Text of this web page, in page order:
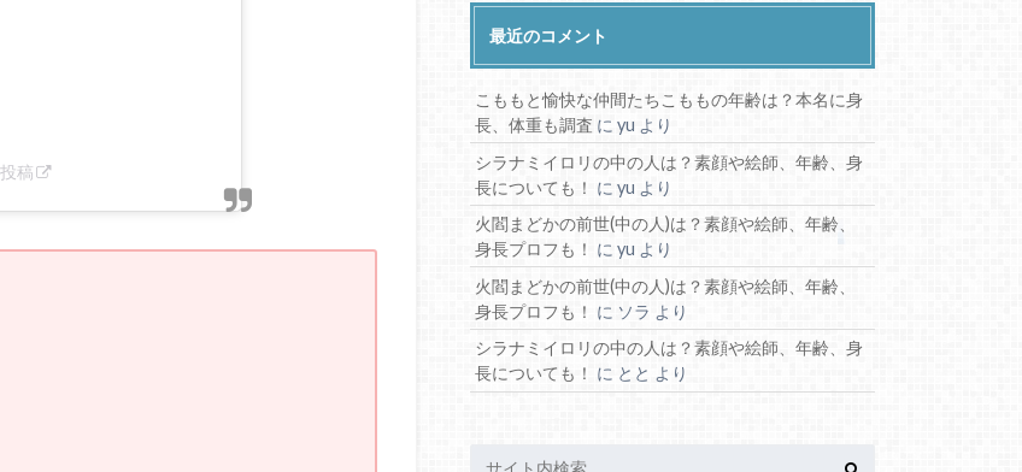
稿
最近のコメント
こももと愉快な仲間たちこももの年齢は？本名に身
長、体重も調査 にyu より
シラナミイロリの中の人は？素顔や絵師、年齢、身
長についても！ にyu より
火閻まどかの前世(中の人)は？素顔や絵師、年齢、
身長プロフも！ にyu より
火閻まどかの前世(中の人)は？素顔や絵師、年齢、
身長プロフも！ に ソラ より
シラナミイロリの中の人は？素顔や絵師、年齢、身
長についても！ に とと より